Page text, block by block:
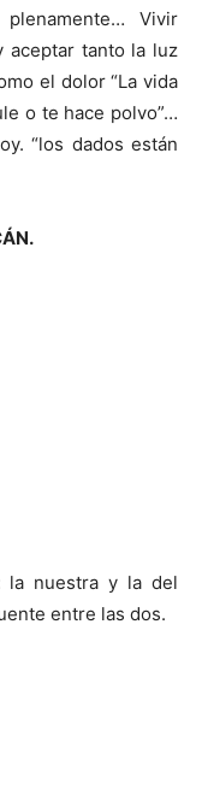
Vivir
aceptar tanto la luz
el dolor “La vida
o te hace polvo”…
“los dados están
la nuestra y la del
entre las dos.